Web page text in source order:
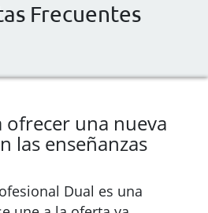
Frecuentes
ofrecer una nueva
las enseñanzas
Dual es una